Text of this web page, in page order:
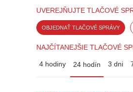
UVEREJŇUJTE TLAČOVÉ
OBJEDNAŤ TLAČOVÉ SPRÁVY
NAJČÍTANEJŠIE TLAČOVÉ
4 hodiny 24 hodín 3 dni